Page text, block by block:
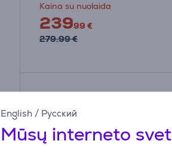
English / Русский
Mūsų interneto
Kaina su nuolaida
23999 €
279.99 €